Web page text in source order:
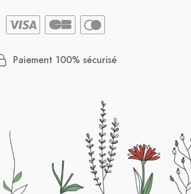
Paiement 100% sécurisé